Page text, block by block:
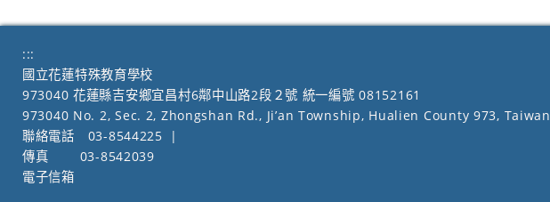
:::
國立花蓮特殊教育學校
973040 花蓮縣吉安鄉宜昌村6鄰中山路2段２號 統一編號 08152161
973040 No. 2, Sec. 2, Zhongshan Rd., Ji’an Township, Hualien County 973, Taiwan
聯絡電話
03-8544225
|
傳真
03-8542039
電子信箱